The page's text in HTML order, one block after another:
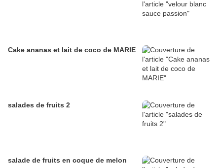
Cake ananas et lait de coco de MARIE
salades de fruits 2
salade de fruits en coque de melon